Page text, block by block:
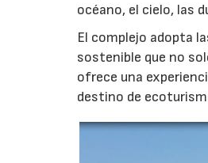
océano, el cielo, las
El complejo adopta
sostenible que no
ofrece una
destino de